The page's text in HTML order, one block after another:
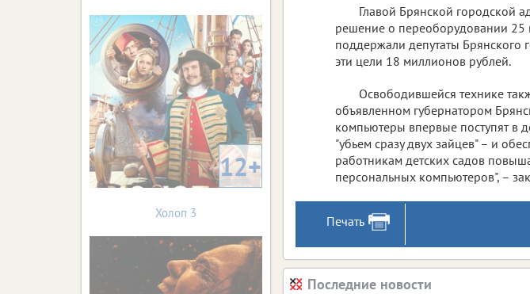
Главой Брянской городской
решение о переоборудовании 25
поддержали депутаты Брянского
эти цели 18 миллионов рублей.
Освободившейся технике
объявленном губернатором
компьютеры впервые поступят в
"убьем сразу двух зайцев" – и
работникам детских садов
персональных компьютеров", –
Печать
Последние новости
12+
Холоп 3